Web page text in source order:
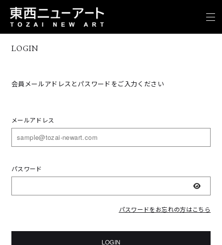
LOGIN
会員メールアドレスとパスワードをご入力ください
メールアドレス
パスワード
表示
パスワードをお忘れの方はこちら
LOGIN